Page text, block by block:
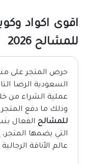
اقوى اكواد
للمشالح 2026
حرص المتجر على
السعودية الرضا
عملية الشراء من
وذلك ما دفع المتجر
للمشالح
التي يضمها
عالم الأناقة